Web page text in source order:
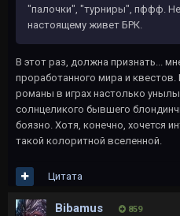
"палочки", "турниры", пффф.
настоящему живет БРК.
В этот раз, должна признать...
проработанного мира и
романы в играх настолько
солнцеликого бывшего
боязно. Хотя, конечно, хочется
такой колоритной вселенной.
Цитата
Bibamus 859